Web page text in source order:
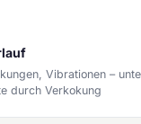
Vibrationen –
durch Verkokung